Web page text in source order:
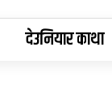
देउनियार काथा